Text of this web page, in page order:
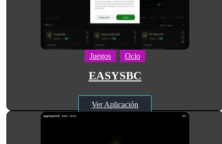
Juegos Ocio
EASYSBC
Ver Aplicación